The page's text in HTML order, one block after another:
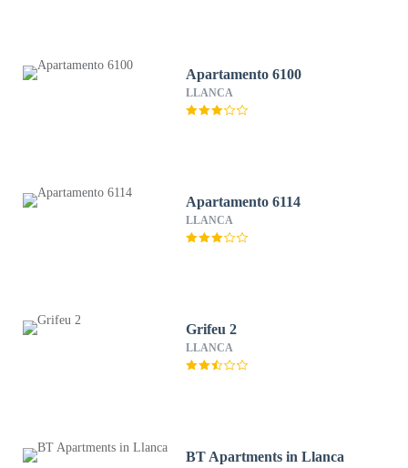
Apartamento 6100
LLANCA
Apartamento 6114
LLANCA
Grifeu 2
LLANCA
BT Apartments in Llanca